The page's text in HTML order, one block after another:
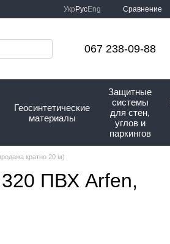
Укр РусEng Сравнение
067 238-09-88
Геосинтетические
материалы
Защитные
системы
для стен,
углов и
паркингов
кратно 20 м)
ПВХ Arfen,